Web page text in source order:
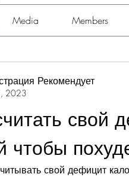
Media Members
Рекомендует
2023
свой
чтобы
свой дефицит